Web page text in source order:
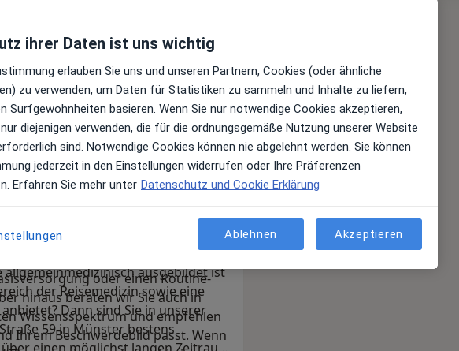
Hausarztpraxis auf der Geist
Ich, Dr. med. Cornelia Werbick,
habe mich unter anderem auch
sowie Ernährungsmedizinsche
langjährige Erfahrung auf
rundum gut versorgt sind und
oder einen Routine-
hinaus beraten wir Sie auch in
Wissensspektrum und empfehlen
Ihrem Beschwerdebild passt. Wenn
allgemeinmedizinisch ausgebildet ist
der Reisemedizin sowie eine
Dann sind Sie in unserer
59 in Münster bestens
ihrer Daten ist uns wichtig
erlauben Sie uns und unseren Partnern, Cookies (oder ähnliche
zu verwenden, um Daten für Statistiken zu sammeln und Inhalte zu liefern,
Surfgewohnheiten basieren. Wenn Sie nur notwendige Cookies akzeptieren,
diejenigen verwenden, die für die ordnungsgemäße Nutzung unserer Website
sind. Notwendige Cookies können nie abgelehnt werden. Sie können
jederzeit in den Einstellungen widerrufen oder Ihre Präferenzen
Erfahren Sie mehr unter Datenschutz und Cookie Erklärung
Ablehnen Akzeptieren